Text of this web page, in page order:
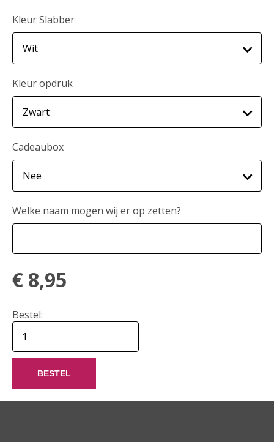
Kleur Slabber
Kleur opdruk
Cadeaubox
Welke naam mogen wij er op zetten?
€ 8,95
Bestel:
BESTEL